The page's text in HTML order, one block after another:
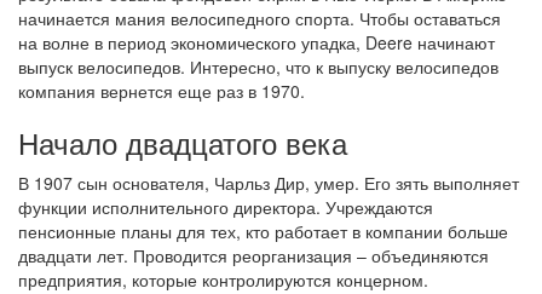
начинается мания велосипедного спорта. Чтобы оставаться
на волне в период экономического упадка, Deere начинают
выпуск велосипедов. Интересно, что к выпуску велосипедов
компания вернется еще раз в 1970.
Начало двадцатого века
В 1907 сын основателя, Чарльз Дир, умер. Его зять выполняет
функции исполнительного директора. Учреждаются
пенсионные планы для тех, кто работает в компании больше
двадцати лет. Проводится реорганизация – объединяются
предприятия, которые контролируются концерном.